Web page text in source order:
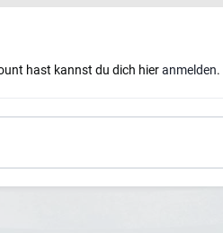
hast kannst du dich hieranmelden.